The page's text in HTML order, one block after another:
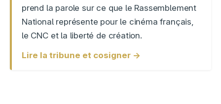
prend la parole sur ce que le Rassemblement
National représente pour le cinéma français,
le CNC et la liberté de création.
Lire la tribune et cosigner →